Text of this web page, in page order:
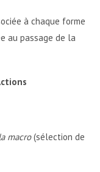
à chaque forme
au passage de la
macro(sélection de